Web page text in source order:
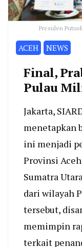
Presiden
ACEH NEWS
Final,
Pulau
Jakarta,
menetapkan
ini menjadi
Provinsi
Sumatra
dari wilayah
tersebut,
memimpin
terkait